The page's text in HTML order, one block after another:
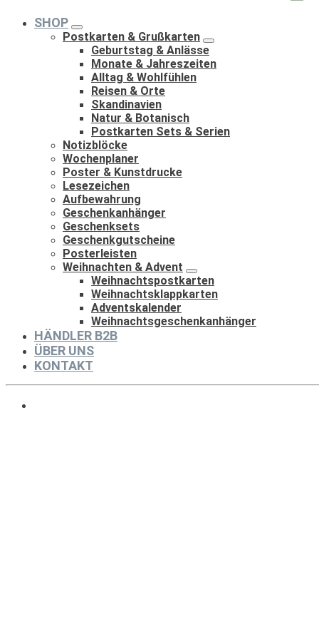
nach:
SHOP
Postkarten & Grußkarten
Geburtstag & Anlässe
Monate & Jahreszeiten
Alltag & Wohlfühlen
Reisen & Orte
Skandinavien
Natur & Botanisch
Postkarten Sets & Serien
Notizblöcke
Wochenplaner
Poster & Kunstdrucke
Lesezeichen
Aufbewahrung
Geschenkanhänger
Geschenksets
Geschenkgutscheine
Posterleisten
Weihnachten & Advent
Weihnachtspostkarten
Weihnachtsklappkarten
Adventskalender
Weihnachtsgeschenkanhänger
HÄNDLER B2B
ÜBER UNS
KONTAKT